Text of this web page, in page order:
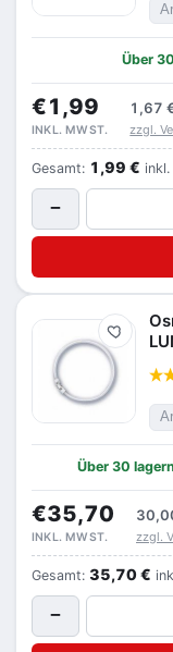
Über
€1,99 1,67
INKL. MWST. zzgl.
Gesamt: 1,99 € inkl.
−
Merken
Über 30
€35,70
INKL. MWST. zzgl.
Gesamt: 35,70 €
−